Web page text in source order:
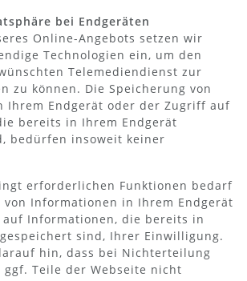
bei Endgeräten
Online-Angebots setzen wir
Technologien ein, um den
Telemediendienst zur
zu können. Die Speicherung von
Ihrem Endgerät oder der Zugriff auf
bereits in Ihrem Endgerät
bedürfen insoweit keiner
erforderlichen Funktionen bedarf
von Informationen in Ihrem Endgerät
Informationen, die bereits in
sind, Ihrer Einwilligung.
hin, dass bei Nichterteilung
Teile der Webseite nicht